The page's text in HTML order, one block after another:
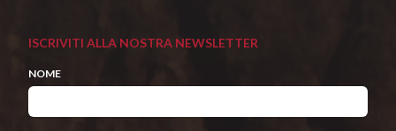
ISCRIVITI ALLA NOSTRA NEWSLETTER
NOME